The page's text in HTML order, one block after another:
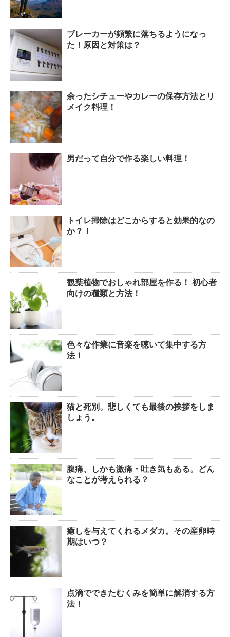
ブレーカーが頻繁に落ちるようになっ
た！原因と対策は？
余ったシチューやカレーの保存方法とリ
メイク料理！
男だって自分で作る楽しい料理！
トイレ掃除はどこからすると効果的なの
か？！
観葉植物でおしゃれ部屋を作る！ 初心者
向けの種類と方法！
色々な作業に音楽を聴いて集中する方
法！
猫と死別。悲しくても最後の挨拶をしま
しょう。
腹痛、しかも激痛・吐き気もある。どん
なことが考えられる？
癒しを与えてくれるメダカ。その産卵時
期はいつ？
点滴でできたむくみを簡単に解消する方
法！